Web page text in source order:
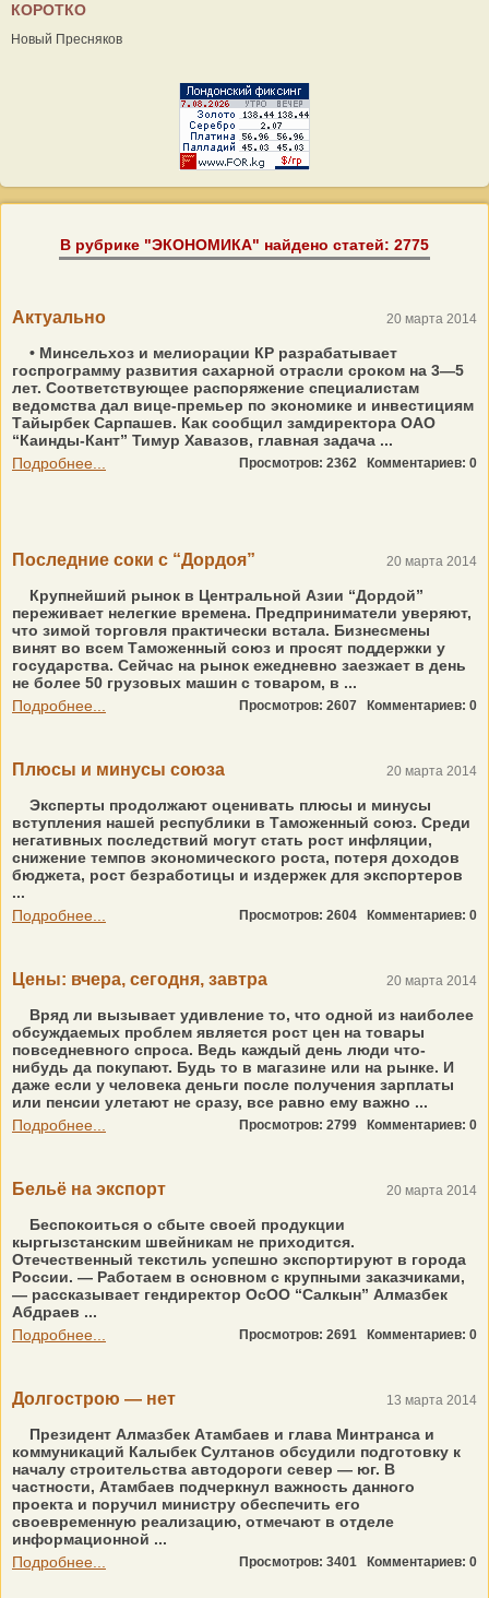
КОРОТКО
Новый Пресняков
В рубрике "ЭКОНОМИКА" найдено статей: 2775
Актуально 20 марта 2014
• Минсельхоз и мелиорации КР разрабатывает
госпрограмму развития сахарной отрасли сроком на 3—5
лет. Соответствующее распоряжение специалистам
ведомства дал вице-премьер по экономике и инвестициям
Тай­ырбек Сарпашев. Как сообщил замдиректора ОАО
“Каинды-Кант” Тимур Хавазов, главная задача ...
Подробнее...
Просмотров: 2362 Комментариев: 0
Последние соки с “Дордоя” 20 марта 2014
Крупнейший рынок в Центральной Азии “Дордой”
переживает нелегкие времена. Предприниматели уверяют,
что зимой торговля практически встала. Бизнесмены
винят во всем Таможенный союз и просят поддержки у
государства. Сейчас на рынок ежедневно заезжает в день
не более 50 грузовых машин с товаром, в ...
Подробнее...
Просмотров: 2607 Комментариев: 0
Плюсы и минусы союза 20 марта 2014
Эксперты продолжают оценивать плюсы и минусы
вступления нашей республики в Таможенный союз. Среди
негативных последствий могут стать рост инфляции,
снижение темпов экономического роста, потеря доходов
бюджета, рост безработицы и издержек для экспортеров
...
Подробнее...
Просмотров: 2604 Комментариев: 0
Цены: вчера, сегодня, завтра 20 марта 2014
Вряд ли вызывает удивление то, что одной из наиболее
обсуждаемых проблем является рост цен на товары
повседневного спроса. Ведь каждый день люди что-
нибудь да покупают. Будь то в магазине или на рынке. И
даже если у человека деньги после получения зарплаты
или пенсии улетают не сразу, все равно ему важно ...
Подробнее...
Просмотров: 2799 Комментариев: 0
Бельё на экспорт 20 марта 2014
Беспокоиться о сбыте своей продукции
кыргызстанским швейникам не приходится.
Отечественный текстиль успешно экспортируют в города
России. — Работаем в основном с крупными заказчиками,
— рассказывает гендиректор ОсОО “Салкын” Алмазбек
Абдраев ...
Подробнее...
Просмотров: 2691 Комментариев: 0
Долгострою — нет 13 марта 2014
Президент Алмазбек Атамбаев и глава Минтранса и
коммуникаций Калыбек Султанов обсудили подготовку к
началу строительства автодороги север — юг. В
частности, Атамбаев подчеркнул важность данного
проекта и поручил министру обеспечить его
своевременную реализацию, отмечают в отделе
информационной ...
Подробнее...
Просмотров: 3401 Комментариев: 0